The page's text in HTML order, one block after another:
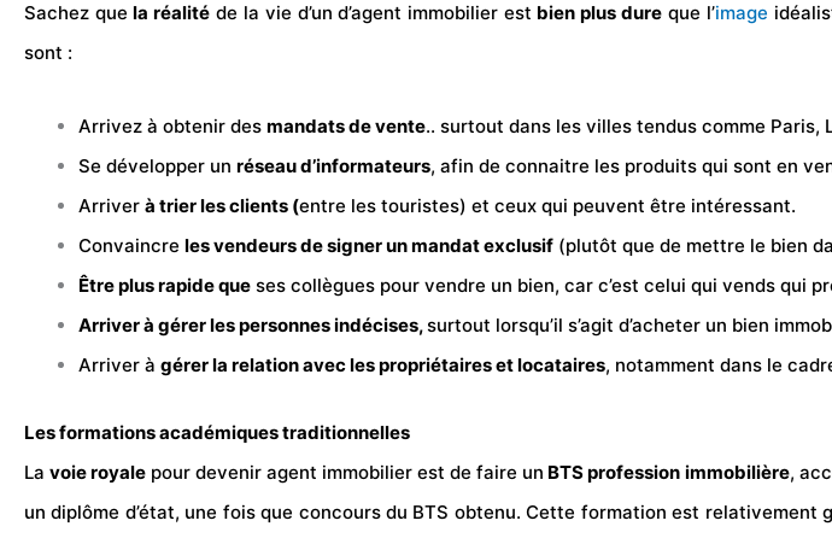
Sachez que la réalitéde la vie d’un d’agent immobilier est bien plus dure que l’image
sont :
Arrivez à obtenir des mandats de vente.. surtout dans les villes tendus comme Paris,
Se développer un réseau d’informateurs, afin de connaitre les produits qui sont en
Arriver à trier les clients (entre les touristes) et ceux qui peuvent être intéressant.
Convaincre les vendeurs de signer un mandat exclusif (plutôt que de mettre le bien
Être plus rapide que ses collègues pour vendre un bien, car c’est celui qui vends qui
Arriver à gérer les personnes indécises, surtout lorsqu’il s’agit d’acheter un bien
Arriver à gérer la relation avec les propriétaires et locataires, notamment dans le
Les formations académiques traditionnelles
Lavoie royale pour devenir agent immobilier est de faire un BTS profession immobilière,
un diplôme d’état, une fois que concours du BTS obtenu. Cette formation est